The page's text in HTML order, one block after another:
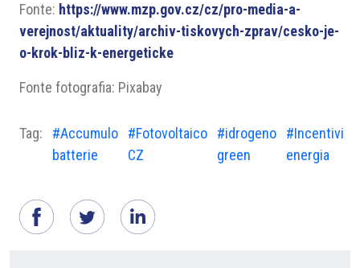
Fonte: https://www.mzp.gov.cz/cz/pro-media-a-
verejnost/aktuality/archiv-tiskovych-zprav/cesko-je-
o-krok-bliz-k-energeticke
Fonte fotografia: Pixabay
Tag:
#Accumulo
batterie
#Fotovoltaico
CZ
#idrogeno
green
#Incentivi
energia